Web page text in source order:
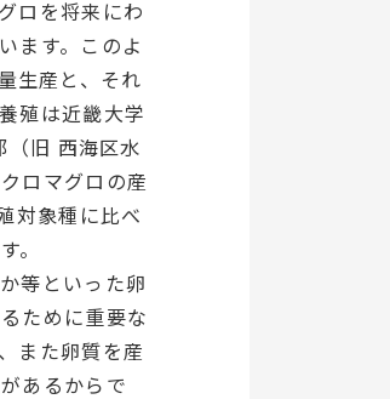
ロを将来にわ
ます。このよ
生産と、それ
殖は近畿大学
（旧 西海区水
ロマグロの産
対象種に比べ
す。
等といった卵
ために重要な
また卵質を産
あるからで